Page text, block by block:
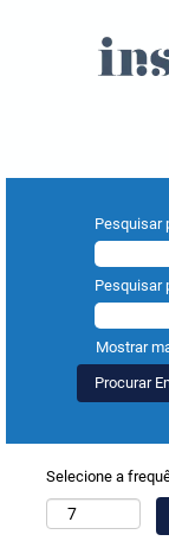
Pesquisar
Pesquisar
Mostrar
Selecione a